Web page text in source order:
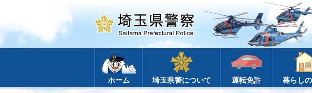
ホーム 埼玉県警について 運転免許 暮らし